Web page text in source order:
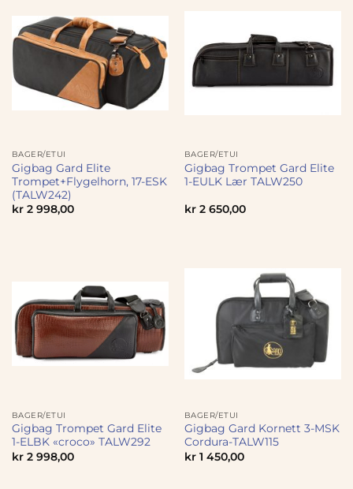
BAGER/ETUI
Gigbag Gard Elite
Trompet+Flygelhorn, 17-ESK
(TALW242)
kr2 998,00
BAGER/ETUI
Gigbag Trompet Gard Elite
1-EULK Lær TALW250
kr2 650,00
BAGER/ETUI
Gigbag Trompet Gard Elite
1-ELBK «croco» TALW292
kr2 998,00
BAGER/ETUI
Gigbag Gard Kornett 3-MSK
Cordura-TALW115
kr1 450,00